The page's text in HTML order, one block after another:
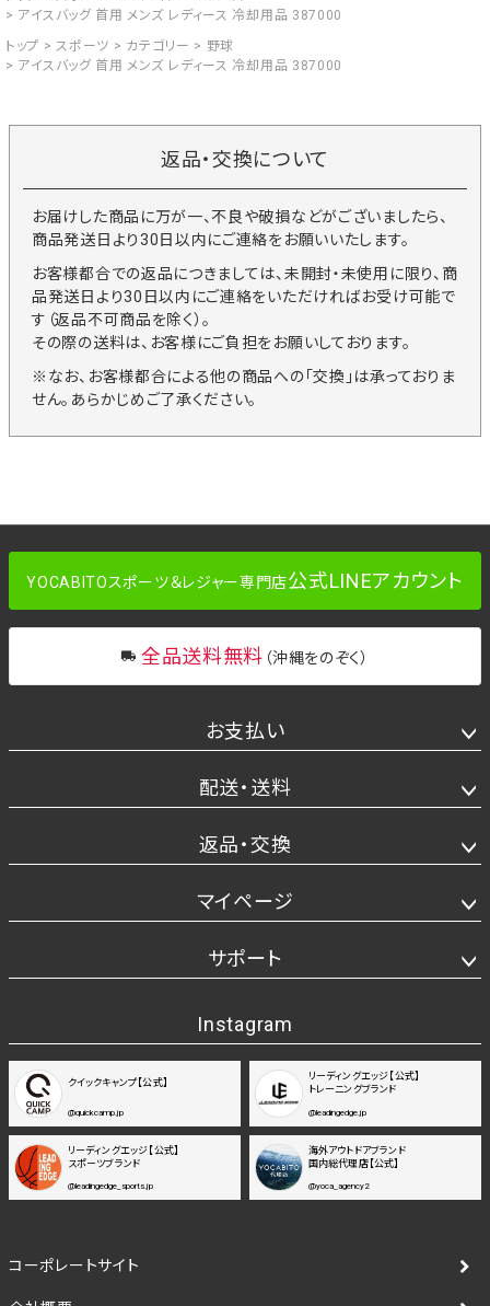
アイスバッグ 首用 メンズ レディース 冷却用品 387000
トップ
スポーツ カテゴリー
野球
アイスバッグ 首用 メンズ レディース 冷却用品 387000
返品・交換について
お届けした商品に万が一、不良や破損などがございましたら、
商品発送日より30日以内にご連絡をお願いいたします。
お客様都合での返品につきましては、未開封・未使用に限り、商
品発送日より30日以内にご連絡をいただければお受け可能で
す（返品不可商品を除く）。
その際の送料は、お客様にご負担をお願いしております。
※なお、お客様都合による他の商品への「交換」は承っておりま
せん。あらかじめご了承ください。
YOCABITOスポーツ＆レジャー専門店公式LINEアカウント
全品送料無料 （沖縄をのぞく）
お支払い
配送・送料
返品・交換
マイページ
サポート
Instagram
クイックキャンプ【公式】
@quickcamp.jp
リーディングエッジ【公式】
トレーニングブランド
@leadingedge.jp
リーディングエッジ【公式】
スポーツブランド
@leadingedge_sports.jp
海外アウトドアブランド
国内総代理店【公式】
@yoca_agency2
コーポレートサイト